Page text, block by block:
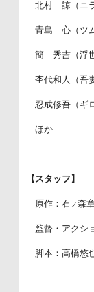
北村 諒（ニ
青島 心（ツ
簡 秀吉（浮
杢代和人（吾
忍成修吾（ギ
ほか
【スタッフ】
原作：石 ノ森
監督・アクシ
脚本：高橋悠